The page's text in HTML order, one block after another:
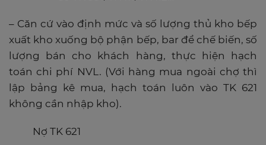
– Căn cứ vào định mức và số lượng thủ kho bếp
xuất kho xuống bộ phận bếp, bar để chế biến, số
lượng bán cho khách hàng, thực hiện hạch
toán chi phí NVL. (Với hàng mua ngoài chợ thì
lập bảng kê mua, hạch toán luôn vào TK 621
không cần nhập kho).
Nợ TK 621